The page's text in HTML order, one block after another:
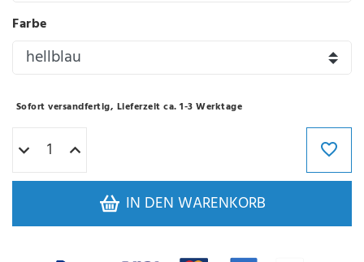
Farbe
Sofort versandfertig, Lieferzeit ca. 1-3 Werktage
IN DEN WARENKORB